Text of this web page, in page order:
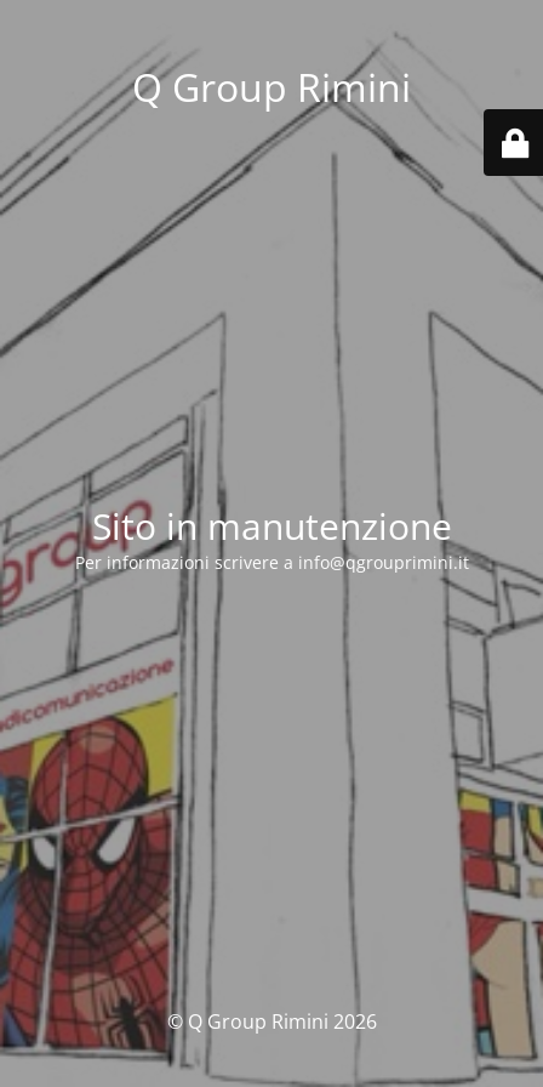
Q Group Rimini
Sito in manutenzione
Per informazioni scrivere a info@qgrouprimini.it
© Q Group Rimini 2026